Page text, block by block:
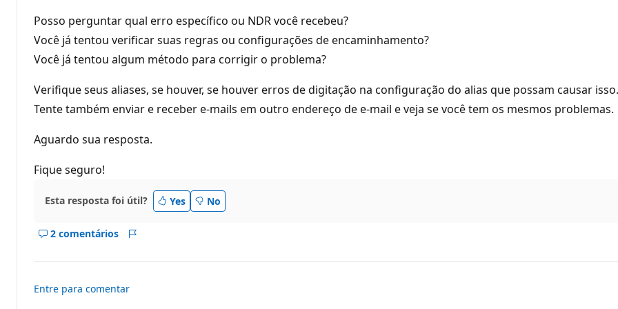
e
r
e
p
u
ç
o
Posso perguntar qual erro específico ou NDR você recebeu?
Você já tentou verificar suas regras ou configurações de encaminhamento?
Você já tentou algum método para corrigir o problema?
Verifique seus aliases, se houver, se houver erros de digitação na configuração do alias que possam causar isso.
Tente também enviar e receber e-mails em outro endereço de e-mail e veja se você tem os mesmos problemas.
Aguardo sua resposta.
Fique seguro!
Esta resposta foi útil? Yes No
2 comentários
Mostrar
resposta
Entre para comentar